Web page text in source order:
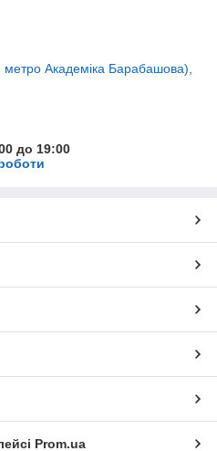
метро Академіка Барабашова),
до 19:00
Prom.ua